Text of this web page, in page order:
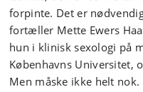
forpinte. Det er
fortæller Mette Ewers
hun i klinisk sexologi på
Københavns Universitet,
Men måske ikke helt nok.